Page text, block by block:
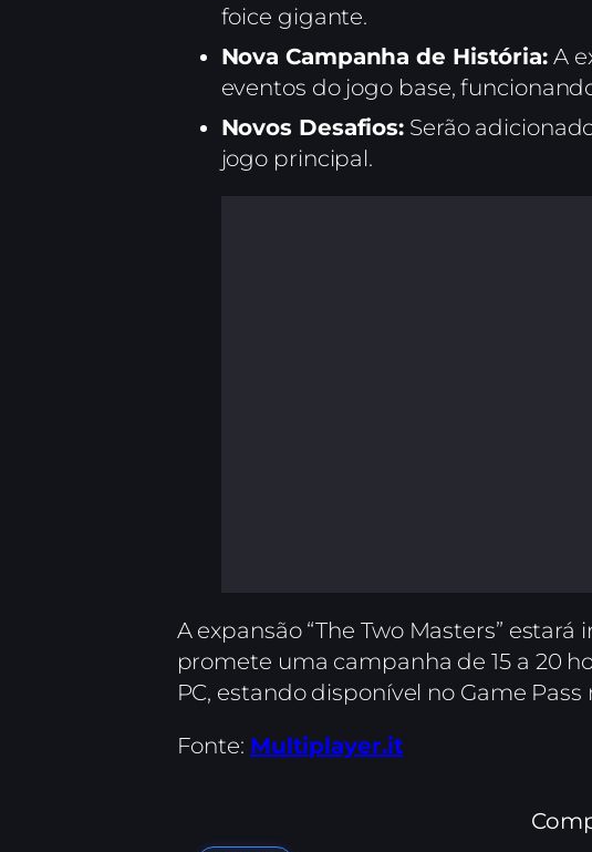
foice gigante.
Nova Campanha de História:A
eventos do jogo base,
Novos Desafios: Serão
jogo principal.
A expansão “The Two Masters” estará
promete uma campanha de 15 a 20
PC, estando disponível no Game
Fonte: Multiplayer.it